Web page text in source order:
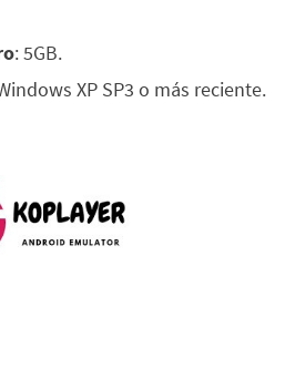
: 5GB.
XP SP3 o más reciente.